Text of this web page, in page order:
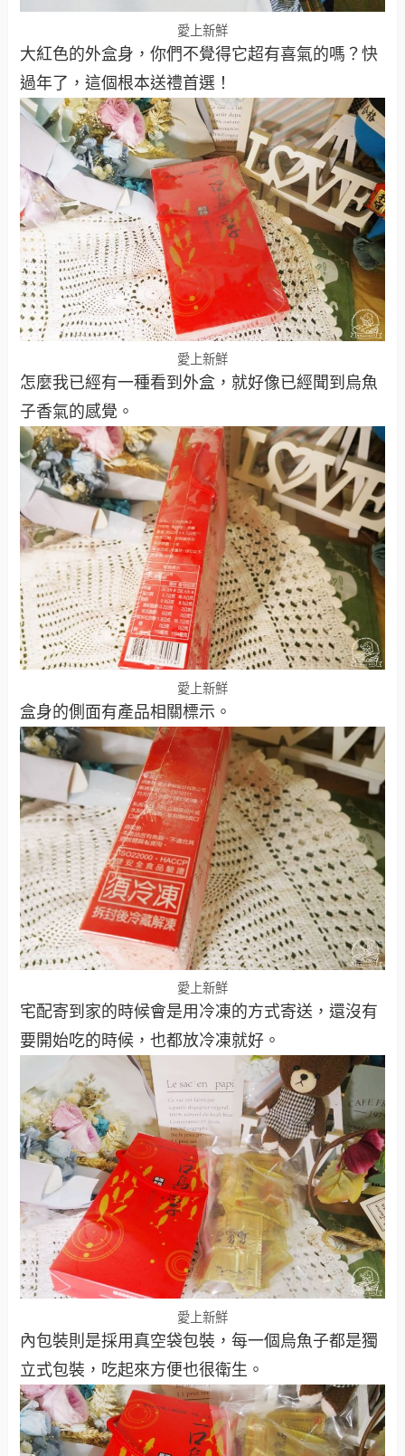
愛上新鮮
大紅色的外盒身，你們不覺得它超有喜氣的嗎？快
過年了，這個根本送禮首選！
愛上新鮮
怎麼我已經有一種看到外盒，就好像已經聞到烏魚
子香氣的感覺。
愛上新鮮
盒身的側面有產品相關標示。
愛上新鮮
宅配寄到家的時候會是用冷凍的方式寄送，還沒有
要開始吃的時候，也都放冷凍就好。
愛上新鮮
內包裝則是採用真空袋包裝，每一個烏魚子都是獨
立式包裝，吃起來方便也很衛生。